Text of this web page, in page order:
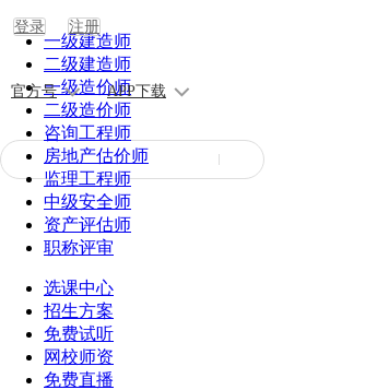
登录 注册
官方号 APP下载
一级建造师
二级建造师
一级造价师
二级造价师
咨询工程师
房地产估价师
监理工程师
中级安全师
资产评估师
职称评审
选课中心
招生方案
免费试听
网校师资
免费直播